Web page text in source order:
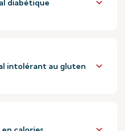
diabétique
intolérant au gluten keyboard_arrow_down